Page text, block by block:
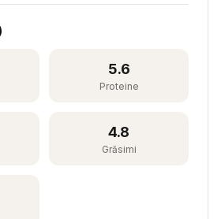
5.6
Proteine
4.8
Grăsimi